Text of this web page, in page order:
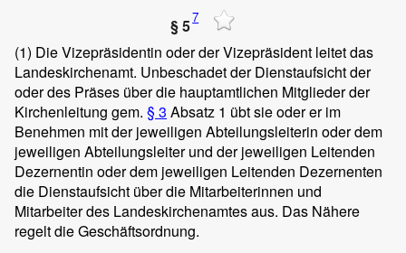
§ 57
(1) Die Vizepräsidentin oder der Vizepräsident leitet das
Landeskirchenamt. Unbeschadet der Dienstaufsicht der
oder des Präses über die hauptamtlichen Mitglieder der
Kirchenleitung gem. § 3 Absatz 1 übt sie oder er im
Benehmen mit der jeweiligen Abteilungsleiterin oder dem
jeweiligen Abteilungsleiter und der jeweiligen Leitenden
Dezernentin oder dem jeweiligen Leitenden Dezernenten
die Dienstaufsicht über die Mitarbeiterinnen und
Mitarbeiter des Landeskirchenamtes aus. Das Nähere
regelt die Geschäftsordnung.